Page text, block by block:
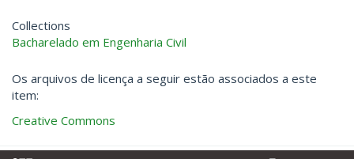
Collections
Bacharelado em Engenharia Civil
Os arquivos de licença a seguir estão associados a este
item:
Creative Commons